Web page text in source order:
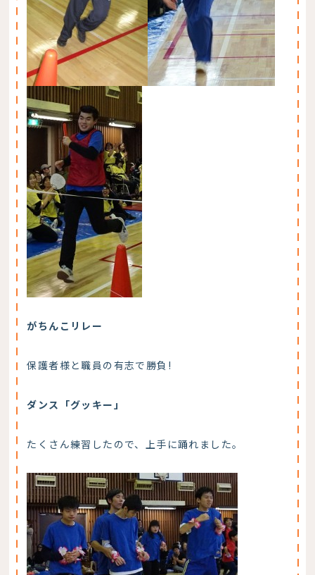
がちんこリレー
保護者様と職員の有志で勝負!
ダンス「グッキー」
たくさん練習したので、上手に踊れました。